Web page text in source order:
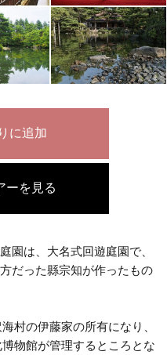
園は、大名式回遊庭園で、
だった縣宗知が作ったもの
村の伊藤家の所有になり、
物館が管理するところとな